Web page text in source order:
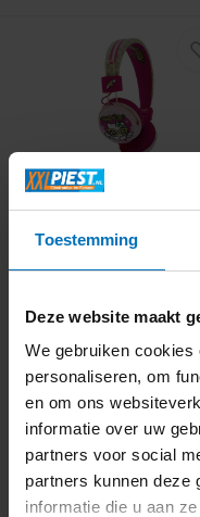
Toestemming
Deze website maakt
We gebruiken
personaliseren, om
en om ons
informatie over uw
partners voor social
partners kunnen deze
informatie die u aan
OTL Technologies
HK0616 (Kitty
T...
Direct beschikbaar
14,99